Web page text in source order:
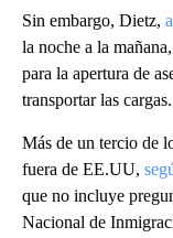
Sin embargo, Dietz,
la noche a la
para la apertura de
transportar las cargas.
Más de un tercio de
fuera de EE.UU,
que no incluye
Nacional de